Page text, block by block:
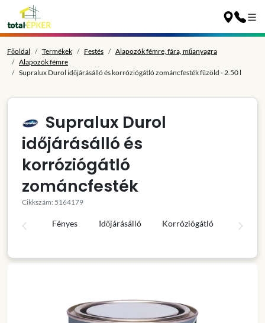
Főoldal Termékek Festés
Alapozók fémre, fára, műanyagra
Alapozók fémre
Supralux Durol időjárásálló és korróziógátló zománcfesték fűzöld - 2.50 l
Supralux Durol
időjárásálló és
korróziógátló
zománcfesték
Cikkszám: 5164179
Fényes Időjárásálló Korróziógátló